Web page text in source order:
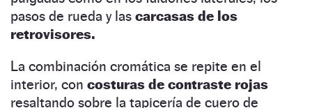
pasos de rueda y las carcasas de los
retrovisores.
La combinación cromática se repite en el
interior, con costuras de contraste rojas
resaltando sobre la tapicería de cuero de